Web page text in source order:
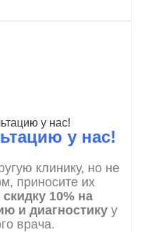
у нас!
клинику, но не
приносите их
скидку 10% на
и диагностику у
врача.